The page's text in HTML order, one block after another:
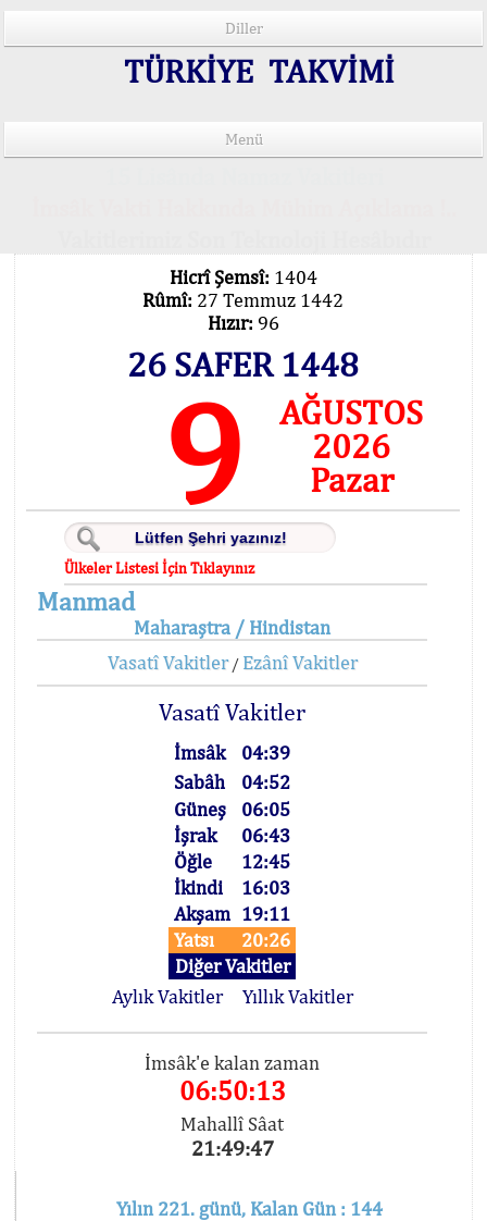
Diller
TÜRKİYE TAKVİMİ
Menü
Hicrî Şemsî: 1404
Rûmî: 27 Temmuz 1442
Hızır: 96
26 SAFER 1448
9
AĞUSTOS
2026
Pazar
Ülkeler Listesi İçin Tıklayınız
Manmad
Maharaştra / Hindistan
Vasatî Vakitler/ Ezânî Vakitler
Vasatî Vakitler
İmsâk
04:39
Sabâh
04:52
Güneş
06:05
İşrak
06:43
Öğle
12:45
İkindi
16:03
Akşam 19:11
Yatsı
20:26
Diğer Vakitler
Aylık Vakitler
Yıllık Vakitler
İmsâk'e kalan zaman
06:50:13
Mahallî Sâat
21:49:47
Yılın 221. günü, Kalan Gün : 144